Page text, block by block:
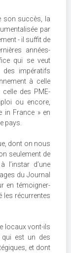
son succès, la
par
- il suffit de
années-
qui se veut
impératifs
à celle
des PME-
ou encore,
in France » en
pays.
dont on nous
seulement de
l’instar d’une
du Journal
en témoigner-
les récurrentes
locaux vont-ils
qui est un des
et dont